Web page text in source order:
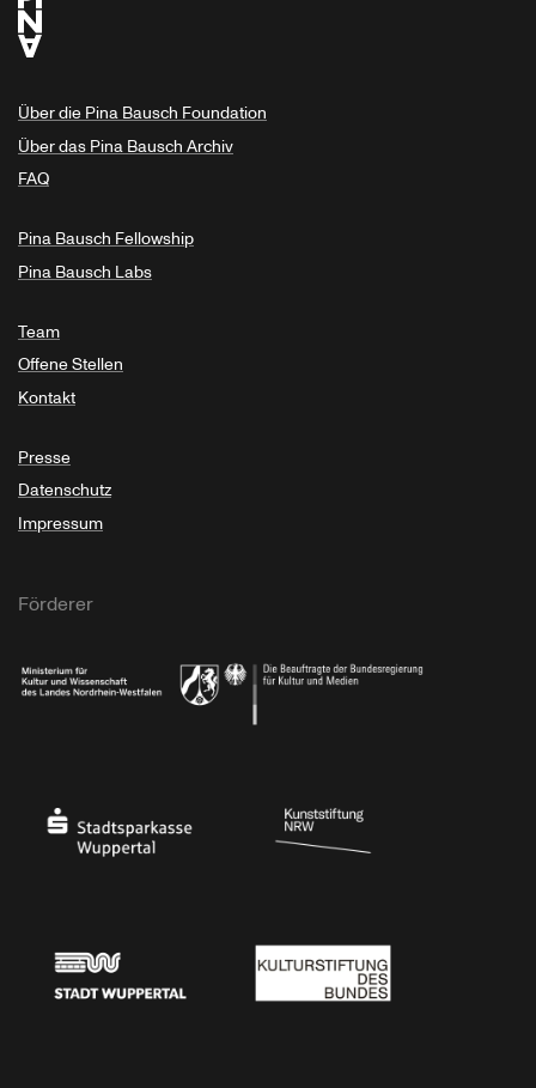
Über die Pina Bausch Foundation
Über das Pina Bausch Archiv
FAQ
Pina Bausch Fellowship
Pina Bausch Labs
Team
Offene Stellen
Kontakt
Presse
Datenschutz
Impressum
Förderer